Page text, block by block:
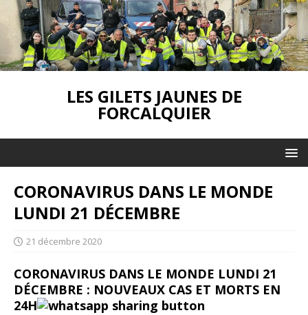
LES GILETS JAUNES DE
FORCALQUIER
CORONAVIRUS DANS LE MONDE
LUNDI 21 DÉCEMBRE
21 décembre 2020
CORONAVIRUS DANS LE MONDE LUNDI 21
DÉCEMBRE : NOUVEAUX CAS ET MORTS EN
24H